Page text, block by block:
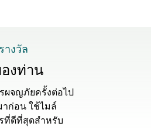
างวัล
งท่าน
ผจญภัยครั้งต่อไป
าก่อน ใช้ไมล์
ที่ดีที่สุดสําหรับ